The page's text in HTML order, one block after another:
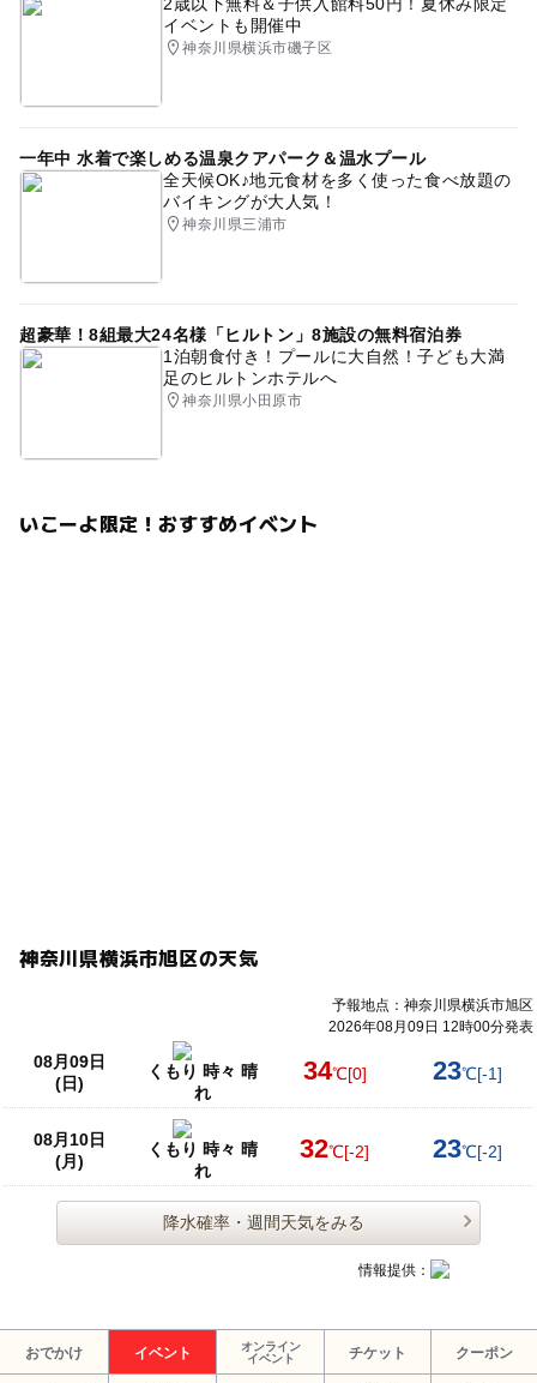
イベントも開催中
神奈川県横浜市磯子区
一年中 水着で楽しめる温泉クアパーク＆温水プール
全天候OK♪地元食材を多く使った食べ放題の
バイキングが大人気！
神奈川県三浦市
超豪華！8組最大24名様「ヒルトン」8施設の無料宿泊券
1泊朝食付き！プールに大自然！子ども大満
足のヒルトンホテルへ
神奈川県小田原市
いこーよ限定！おすすめイベント
神奈川県横浜市旭区の天気
予報地点：神奈川県横浜市旭区
2026年08月09日 12時00分発表
08月09日
(日)
くもり 時々 晴
れ
34℃[0] 23℃[-1]
08月10日
(月)
くもり 時々 晴
れ
32℃[-2] 23℃[-2]
降水確率・週間天気をみる
情報提供：
おでかけ イベント
オンライン
イベント
チケット クーポン